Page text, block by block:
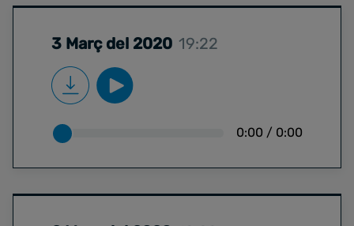
3 Març del 2020 19:22
0:00 / 0:00